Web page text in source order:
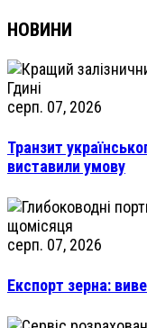
НОВИНИ
серп. 07, 2026
Транзит
виставили умову
серп. 07, 2026
Експорт зерна: